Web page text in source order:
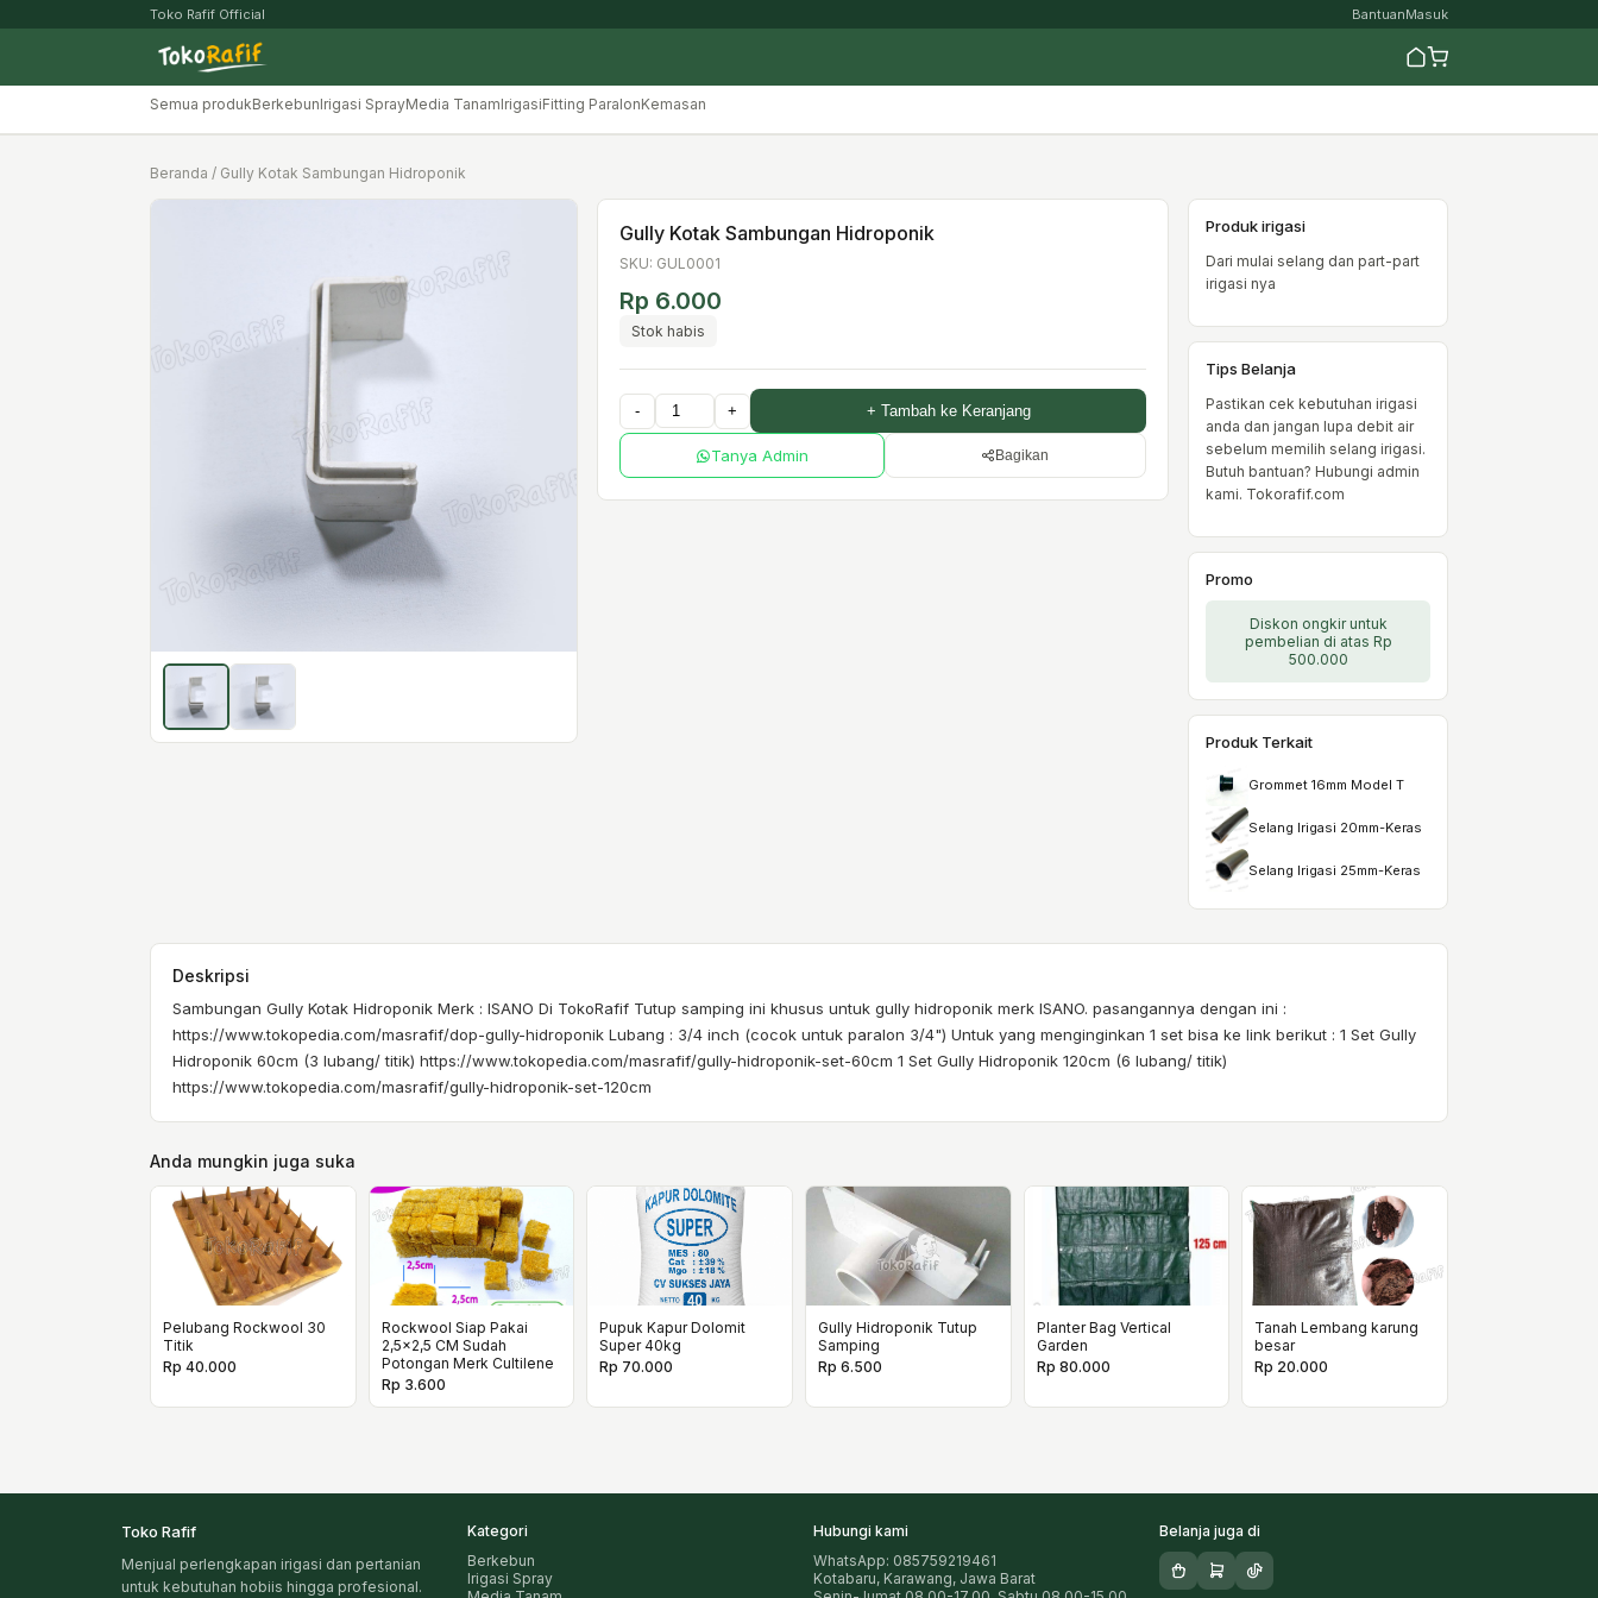
Toko Rafif Official BantuanMasuk
Semua produkBerkebunIrigasi SprayMedia TanamIrigasiFitting ParalonKemasan
Beranda / Gully Kotak Sambungan Hidroponik
Gully Kotak Sambungan Hidroponik
SKU: GUL0001
Rp 6.000
Stok habis
- + + Tambah ke Keranjang
Tanya Admin Bagikan
Deskripsi
Sambungan Gully Kotak Hidroponik Merk : ISANO Di TokoRafif Tutup samping ini khusus untuk gully hidroponik merk ISANO. pasangannya dengan ini :
https://www.tokopedia.com/masrafif/dop-gully-hidroponik Lubang : 3/4 inch (cocok untuk paralon 3/4") Untuk yang menginginkan 1 set bisa ke link berikut : 1 Set Gully
Hidroponik 60cm (3 lubang/ titik) https://www.tokopedia.com/masrafif/gully-hidroponik-set-60cm 1 Set Gully Hidroponik 120cm (6 lubang/ titik)
https://www.tokopedia.com/masrafif/gully-hidroponik-set-120cm
Produk irigasi
Dari mulai selang dan part-part
irigasi nya
Tips Belanja
Pastikan cek kebutuhan irigasi
anda dan jangan lupa debit air
sebelum memilih selang irigasi.
Butuh bantuan? Hubungi admin
kami. Tokorafif.com
Promo
Diskon ongkir untuk
pembelian di atas Rp
500.000
Produk Terkait
Grommet 16mm Model T
Selang Irigasi 20mm-Keras
Selang Irigasi 25mm-Keras
Anda mungkin juga suka
Pelubang Rockwool 30
Titik
Rp 40.000
Rockwool Siap Pakai
2,5x2,5 CM Sudah
Potongan Merk Cultilene
Rp 3.600
Pupuk Kapur Dolomit
Super 40kg
Rp 70.000
Gully Hidroponik Tutup
Samping
Rp 6.500
Planter Bag Vertical
Garden
Rp 80.000
Tanah Lembang karung
besar
Rp 20.000
Toko Rafif
Menjual perlengkapan irigasi dan pertanian
untuk kebutuhan hobiis hingga profesional.
Kategori
Berkebun
Irigasi Spray
Hubungi kami
WhatsApp: 085759219461
Kotabaru, Karawang, Jawa Barat
Belanja juga di